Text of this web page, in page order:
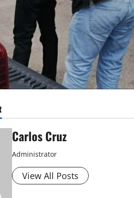
Carlos Cruz
Administrator
View All Posts